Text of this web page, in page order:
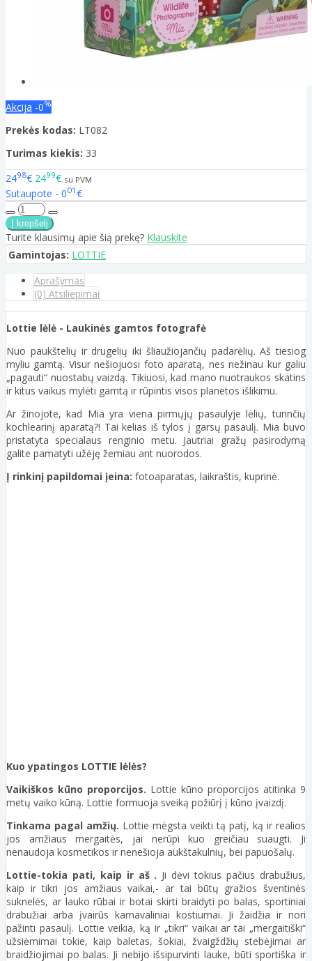
Akcija -0%
Prekės kodas: LT082
Turimas kiekis: 33
2498€ 2499€ su PVM
Sutaupote - 001 €
Turite klausimų apie šią prekę? Klauskite
Gamintojas: LOTTIE
Aprašymas
(0) Atsiliepimai
Lottie lėlė - Laukinės gamtos fotografė
Nuo paukštelių ir drugelių iki šliaužiojančių padarėlių. Aš tiesiog
myliu gamtą. Visur nešiojuosi foto aparatą, nes nežinau kur galiu
„pagauti“ nuostabų vaizdą. Tikiuosi, kad mano nuotraukos skatins
ir kitus vaikus mylėti gamtą ir rūpintis visos planetos išlikimu.
Ar žinojote, kad Mia yra viena pirmųjų pasaulyje lėlių, turinčių
kochlearinį aparatą?! Tai kelias iš tylos į garsų pasaulį. Mia buvo
pristatyta specialaus renginio metu. Jautriai gražų pasirodymą
galite pamatyti užėję žemiau ant nuorodos.
Į rinkinį papildomai įeina: fotoaparatas, laikraštis, kuprinė.
Kuo ypatingos LOTTIE lėlės?
Vaikiškos kūno proporcijos. Lottie kūno proporcijos atitinka 9
metų vaiko kūną. Lottie formuoja sveiką požiūrį į kūno įvaizdį.
Tinkama pagal amžių. Lottie mėgsta veikti tą patį, ką ir realios
jos amžiaus mergaitės, jai nerūpi kuo greičiau suaugti. Ji
nenaudoja kosmetikos ir nenešioja aukštakulnių, bei papuošalų.
Lottie-tokia pati, kaip ir aš . Ji dėvi tokius pačius drabužius,
kaip ir tikri jos amžiaus vaikai,- ar tai būtų gražios šventinės
suknelės, ar lauko rūbai ir botai skirti braidyti po balas, sportiniai
drabužiai arba įvairūs karnavaliniai kostiumai. Ji žaidžia ir nori
pažinti pasaulį. Lottie veikia, ką ir „tikri“ vaikai ar tai „mergaitiški“
užsiėmimai tokie, kaip baletas, šokiai, žvaigždžių stebėjimai ar
braidžiojimai po balas. Ji nebijo išsipurvinti lauke, būti sportiška ir